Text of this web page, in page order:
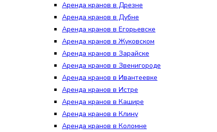
Аренда кранов в Дрезне
Аренда кранов в Дубне
Аренда кранов в Егорьевске
Аренда кранов в Жуковском
Аренда кранов в Зарайске
Аренда кранов в Звенигороде
Аренда кранов в Ивантеевке
Аренда кранов в Истре
Аренда кранов в Кашире
Аренда кранов в Клину
Аренда кранов в Коломне